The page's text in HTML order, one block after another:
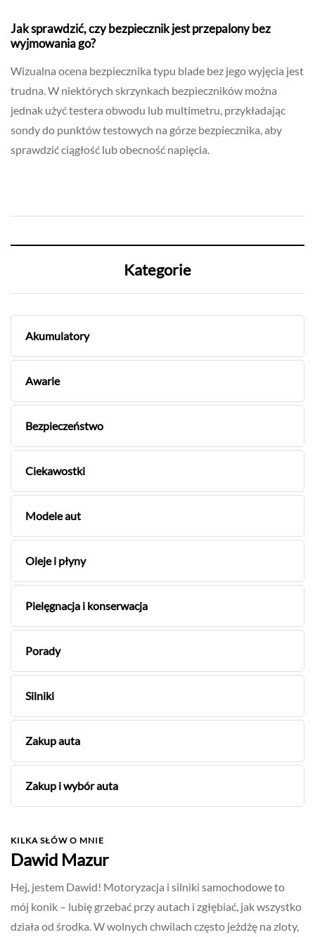
Jak sprawdzić, czy bezpiecznik jest przepalony bez
wyjmowania go?
Wizualna ocena bezpiecznika typu blade bez jego wyjęcia jest
trudna. W niektórych skrzynkach bezpieczników można
jednak użyć testera obwodu lub multimetru, przykładając
sondy do punktów testowych na górze bezpiecznika, aby
sprawdzić ciągłość lub obecność napięcia.
Kategorie
Akumulatory
Awarie
Bezpieczeństwo
Ciekawostki
Modele aut
Oleje i płyny
Pielęgnacja i konserwacja
Porady
Silniki
Zakup auta
Zakup i wybór auta
KILKA SŁÓW O MNIE
Dawid Mazur
Hej, jestem Dawid! Motoryzacja i silniki samochodowe to
mój konik – lubię grzebać przy autach i zgłębiać, jak wszystko
działa od środka. W wolnych chwilach często jeżdżę na zloty,